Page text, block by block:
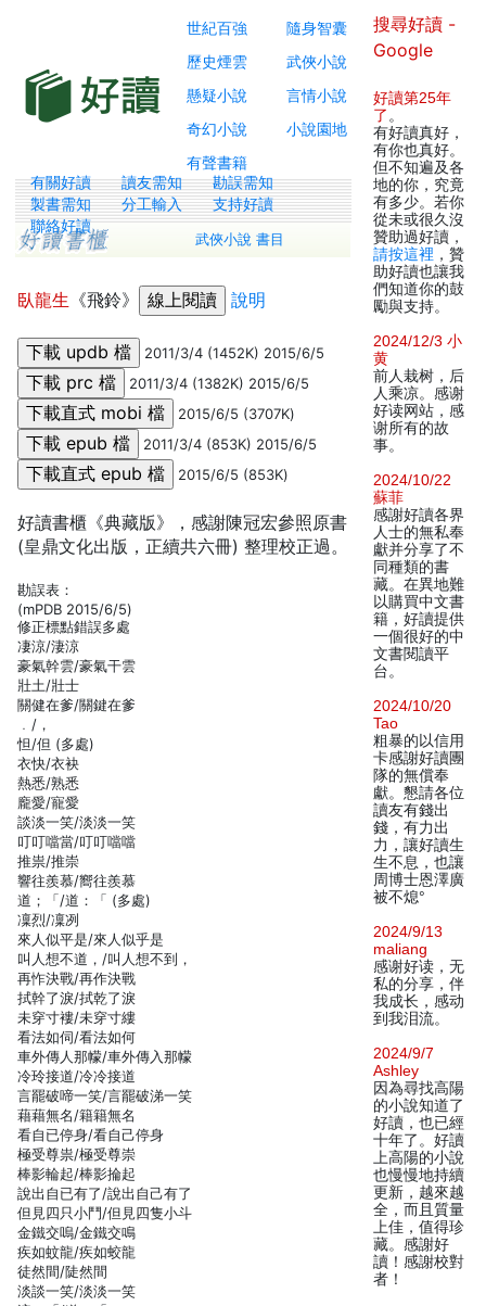
世紀百強
隨身智囊
歷史煙雲
武俠小說
懸疑小說
言情小說
奇幻小說
小說園地
有聲書籍
有關好讀 讀友需知
勘誤需知
製書需知
分工輸入
支持好讀
聯絡好讀
武俠小說 書目
臥龍生 《飛鈴》 說明
2011/3/4 (1452K) 2015/6/5
2011/3/4 (1382K) 2015/6/5
2015/6/5 (3707K)
2011/3/4 (853K) 2015/6/5
2015/6/5 (853K)
好讀書櫃《典藏版》，感謝陳冠宏參照原書
(皇鼎文化出版，正續共六冊) 整理校正過。
勘誤表：
(mPDB 2015/6/5)
修正標點錯誤多處
凄涼/淒涼
豪氣幹雲/豪氣干雲
壯土/壯士
關健在爹/關鍵在爹
﹒/，
怛/但 (多處)
衣快/衣袂
熱悉/熟悉
龐愛/寵愛
談淡一笑/淡淡一笑
叮叮噹當/叮叮噹噹
推祟/推崇
響往羨慕/嚮往羨慕
道；「/道：「 (多處)
凜烈/凜冽
來人似平是/來人似乎是
叫人想不道，/叫人想不到，
再怍決戰/再作決戰
拭幹了淚/拭乾了淚
未穿寸褸/未穿寸縷
看法如伺/看法如何
車外傳人那幪/車外傳入那幪
冷玲接道/冷冷接道
言罷破啼一笑/言罷破涕一笑
藉藉無名/籍籍無名
看自已停身/看自己停身
極受尊祟/極受尊崇
棒影輪起/棒影掄起
說出自已有了/說出自己有了
但見四只小鬥/但見四隻小斗
金鐵交嗚/金鐵交鳴
疾如蚊龍/疾如蛟龍
徒然間/陡然間
淡談一笑/淡淡一笑
搜尋好讀 -
Google
好讀第25年
了 。
有好讀真好，
有你也真好。
但不知遍及各
地的你，究竟
有多少。若你
從未或很久沒
贊助過好讀，
請按這裡 ，贊
助好讀也讓我
們知道你的鼓
勵與支持。
2024/12/3 小
黄
前人栽树，后
人乘凉。感谢
好读网站，感
谢所有的故
事。
2024/10/22
蘇菲
感謝好讀各界
人士的無私奉
獻并分享了不
同種類的書
藏。在異地難
以購買中文書
籍，好讀提供
一個很好的中
文書閱讀平
台。
2024/10/20
Tao
粗暴的以信用
卡感謝好讀團
隊的無償奉
獻。懇請各位
讀友有錢出
錢，有力出
力，讓好讀生
生不息，也讓
周博士恩澤廣
被不熄°
2024/9/13
maliang
感谢好读，无
私的分享，伴
我成长，感动
到我泪流。
2024/9/7
Ashley
因為尋找高陽
的小說知道了
好讀，也已經
十年了。好讀
上高陽的小說
也慢慢地持續
更新，越來越
全，而且質量
上佳，值得珍
藏。感謝好
讀！感謝校對
者！